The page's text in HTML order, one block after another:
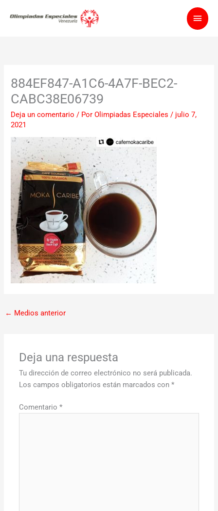
884EF847-A1C6-4A7F-BEC2-
CABC38E06739
Deja un comentario / PorOlimpiadas Especiales/ julio 7,
2021
← Medios anterior
Deja una respuesta
Tu dirección de correo electrónico no será publicada.
Los campos obligatorios están marcados con*
Comentario*